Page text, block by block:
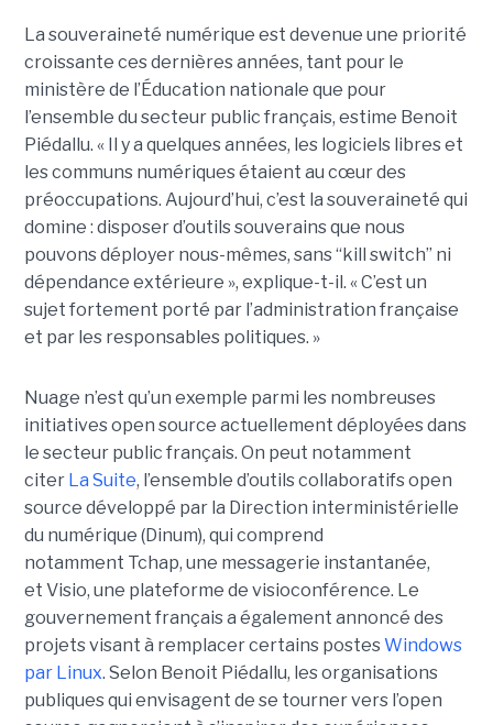
La souveraineté numérique est devenue une priorité
croissante ces dernières années, tant pour le
ministère de l’Éducation nationale que pour
l’ensemble du secteur public français, estime Benoit
Piédallu. « Il y a quelques années, les logiciels libres et
les communs numériques étaient au cœur des
préoccupations. Aujourd’hui, c’est la souveraineté qui
domine : disposer d’outils souverains que nous
pouvons déployer nous-mêmes, sans “kill switch” ni
dépendance extérieure », explique-t-il. « C’est un
sujet fortement porté par l’administration française
et par les responsables politiques. »
Nuage n’est qu’un exemple parmi les nombreuses
initiatives open source actuellement déployées dans
le secteur public français. On peut notamment
citerLa Suite, l’ensemble d’outils collaboratifs open
source développé par la Direction interministérielle
du numérique (Dinum), qui comprend
notamment Tchap, une messagerie instantanée,
et Visio, une plateforme de visioconférence. Le
gouvernement français a également annoncé des
projets visant à remplacer certains postesWindows
par Linux. Selon Benoit Piédallu, les organisations
publiques qui envisagent de se tourner vers l’open